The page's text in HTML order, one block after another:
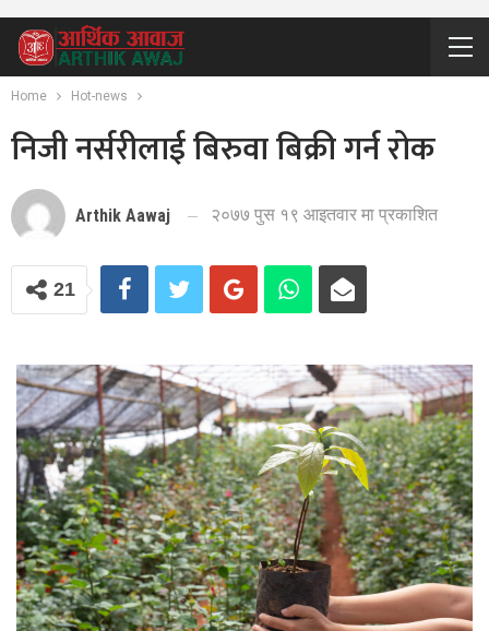
Home Hot-news
निजी नर्सरीलाई बिरुवा बिक्री गर्न रोक
Arthik Aawaj २०७७ पुस १९ आइतवार मा प्रकाशित
21